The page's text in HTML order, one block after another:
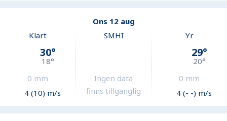
Ons 12 aug
Klart
30°
18°
0 mm
4 (10) m/s
SMHI
Ingen data
finns tillgänglig
Yr
29°
20°
0 mm
4 (- -) m/s